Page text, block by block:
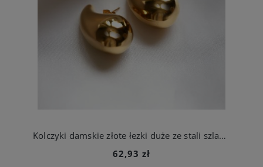
Kolczyki damskie złote łezki duże ze stali szlachetnej
62,93 zł